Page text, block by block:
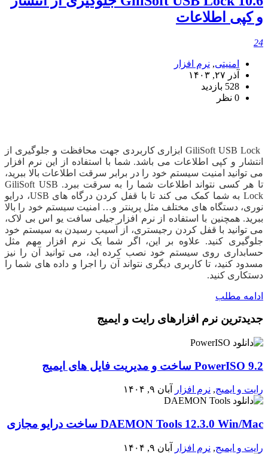
و کپی اطلاعات
24
امنیتی, نرم افزار
آذر ۲۷, ۱۴۰۳
528 بازدید
0 نظر
GiliSoft USB Lock ابزاری کاربردی جهت محافظت و جلوگیری از
انتشار و کپی اطلاعات می باشد. شما با استفاده از این نرم افزار
می توانید امنیت سیستم خود را در برابر سرقت اطلاعات بالا ببرید،
تا هر کسی نتواند اطلاعات شما را به سرقت ببرد. GiliSoft USB
Lock به شما کمک می کند تا با قفل کردن درگاه های USB، درایو
نوری، دستگاه های مختلف مثل پرینتر و… امنیت سیستم خود را بالا
ببرید. همچنین با استفاده از نرم افزار جیلی سافت یو اس بی لاک،
می توانید با قفل کردن رجیستری، از آسیب رسیدن به سیستم خود
جلوگیری کنید. علاوه بر این، اگر شما یک نرم افزار مهم مثل
حسابداری روی سیستم خود نصب کرده اید، می توانید آن را نیز
مسدود کنید، تا کاربری دیگری نتواند آن را اجرا و داده های شما را
دستکاری کنید.
ادامه مطلب
جدیدترین نرم افزارهای رایت و ایمیج
PowerISO 9.2 ساخت و مدیریت فایل های ایمیج
رایت و ایمیج, نرم افزار آبان ۹, ۱۴۰۴
DAEMON Tools 12.3.0 Win/Mac ساخت درایو مجازی
رایت و ایمیج, نرم افزار آبان ۹, ۱۴۰۴